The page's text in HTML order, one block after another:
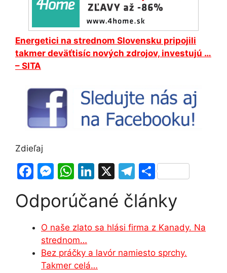
Energetici na strednom Slovensku pripojili
takmer deväťtisíc nových zdrojov, investujú …
– SITA
Zdieľaj
F
c
e
b
o
o
M
s
s
e
n
g
W
at
s
A
p
p
Li
k
dI
n
X
T
e
a
m
S
ar
e
Odporúčané články
O naše zlato sa hlási firma z Kanady. Na
strednom…
Bez práčky a lavór namiesto sprchy.
Takmer celá…